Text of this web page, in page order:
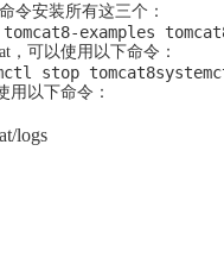
令安装所有这三个：
examples
，可以使用以下命令：
stop
用以下命令：
logs